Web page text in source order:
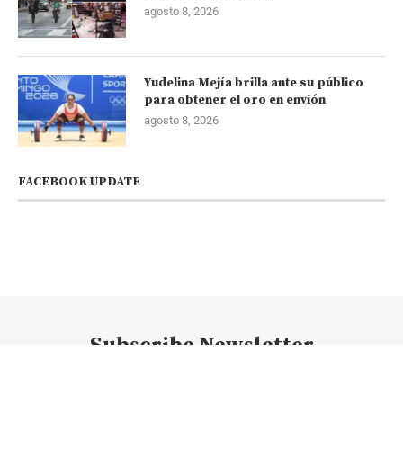
agosto 8, 2026
Yudelina Mejía brilla ante su público
para obtener el oro en envión
agosto 8, 2026
FACEBOOK UPDATE
Subscribe Newsletter